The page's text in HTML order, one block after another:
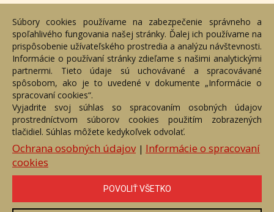
Adresa
Nižný Hrušov 333, 094 22,
Slovenská republika
+421 905 356 921
+421 905 959 101
eantik@eantik.sk
Návod Cenník
Obchodné podmienky
Ochrana os. údajov
Kontakt
Bezplatné poradenstvo
eAntik.sk © 2007 - 2026
podmienené výslovným súhlasom jej vlastníka. Všetky práva sú
Súbory cookies používame na zabezpečenie správneho a
spoľahlivého fungovania našej stránky. Ďalej ich používame na
prispôsobenie užívateľského prostredia a analýzu návštevnosti.
Informácie o používaní stránky zdieľame s našimi analytickými
partnermi. Tieto údaje sú uchovávané a spracovávané
spôsobom, ako je to uvedené v dokumente „Informácie o
spracovaní cookies“.
Vyjadrite svoj súhlas so spracovaním osobných údajov
prostredníctvom súborov cookies použitím zobrazených
tlačidiel. Súhlas môžete kedykoľvek odvolať.
Ochrana osobných údajov| Informácie o spracovaní
cookies
POVOLIŤ VŠETKO